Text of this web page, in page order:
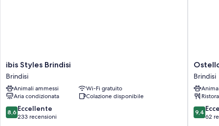
Bagni con docce e bidet
TV a schermo piatto da 31 pollici con canali digitali
Guardaroba o armadi, bollitore elettrico e riscaldamento
ibis
Styles
Brindisi
Brindisi
ibis Styles Brindisi
Brindisi
Animali ammessi
Wi-Fi gratuito
Aria condizionata
Colazione disponibile
8.6
su
8,6 Eccellente
233 recensioni
Ostello
della
Brindisi
Brindisi
Brindisi
9.4
su
9,4
62